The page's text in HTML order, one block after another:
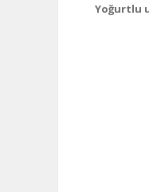
Yoğurtlu